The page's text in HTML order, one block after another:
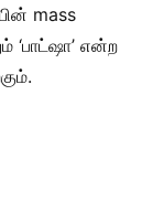
mass
‘பாட்ஷா’ என்ற